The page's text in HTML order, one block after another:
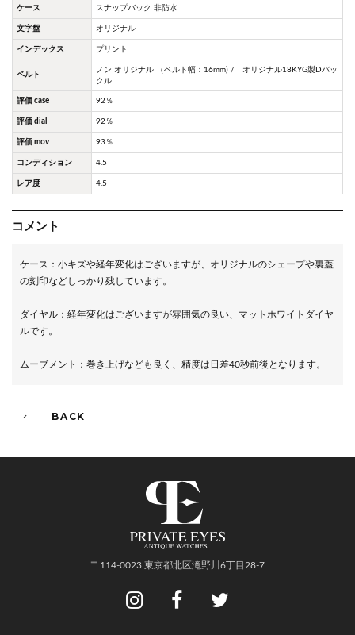
ケース スナップバック 非防水
文字盤 オリジナル
インデックス プリント
ベルト
ノン オリジナル （ベルト幅：16mm) / オリジナル18KYG製Dバッ
クル
評価 case 92％
評価 dial 92％
評価 mov 93％
コンディション 4.5
レア度 4.5
コメント
ケース：小キズや経年変化はございますが、オリジナルのシェープや裏蓋
の刻印などしっかり残しています。
ダイヤル：経年変化はございますが雰囲気の良い、マットホワイトダイヤ
ルです。
ムーブメント：巻き上げなども良く、精度は日差40秒前後となります。
BACK
〒114-0023 東京都北区滝野川6丁目28-7